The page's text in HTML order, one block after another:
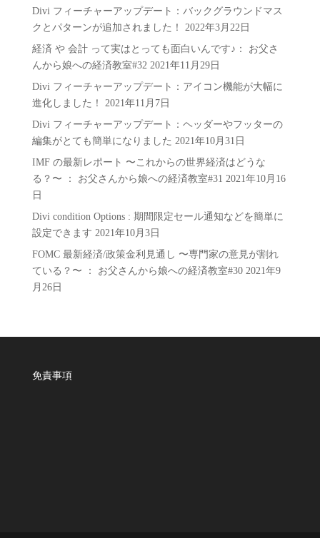
Divi フィーチャーアップデート：バックグラウンドマス
クとパターンが追加されました！
2022年3月22日
経済 や 会計 って実はとっても面白いんです♪： お父さ
んから娘への経済教室#32 2021年11月29日
Divi フィーチャーアップデート：アイコン機能が大幅に
進化しました！
2021年11月7日
Divi フィーチャーアップデート：ヘッダーやフッターの
編集がとても簡単になりました 2021年10月31日
IMF の最新レポート 〜これからの世界経済はどうな
る？〜 ： お父さんから娘への経済教室#31 2021年10月16
日
Divi condition Options : 期間限定セール通知などを簡単に
設定できます 2021年10月3日
FOMC 最新経済/政策金利見通し 〜専門家の意見が割れ
ている？〜 ： お父さんから娘への経済教室#30 2021年9
月26日
免責事項